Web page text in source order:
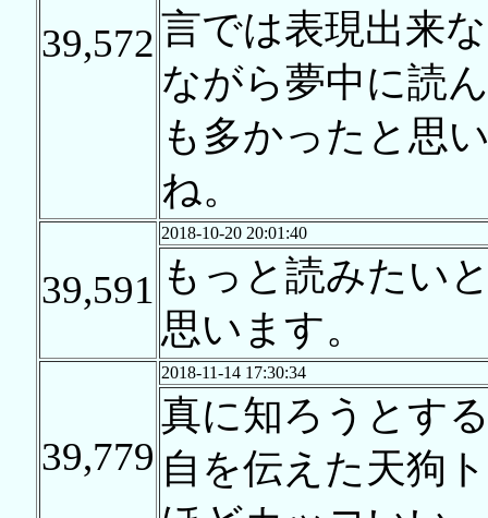
39,572言では表現出来
ながら夢中に読
も多かったと思
ね。
39,591
2018-10-20 20:01:40
もっと読みたい
思います。
39,779
2018-11-14 17:30:34
真に知ろうとす
自を伝えた天狗